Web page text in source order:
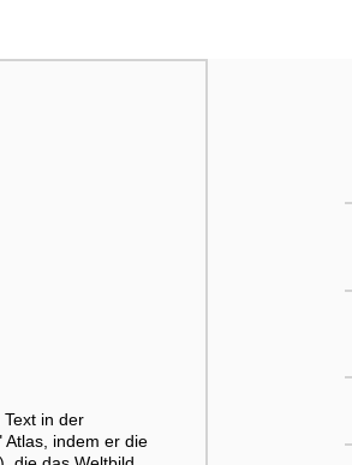
in der
indem er die